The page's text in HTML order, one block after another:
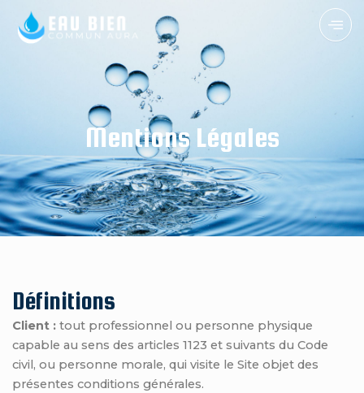
Mentions Légales
Définitions
Client : tout professionnel ou personne physique
capable au sens des articles 1123 et suivants du Code
civil, ou personne morale, qui visite le Site objet des
présentes conditions générales.